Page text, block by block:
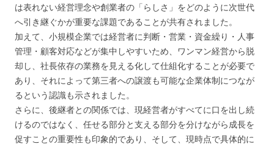
は表れない経営理念や創業者の「らしさ」をどのように次世代
へ引き継ぐかが重要な課題であることが共有されました。
加えて、小規模企業では経営者に判断・営業・資金繰り・人事
管理・顧客対応などが集中しやすいため、ワンマン経営から脱
却し、社長依存の業務を見える化して仕組化することが必要で
あり、それによって第三者への譲渡も可能な企業体制につなが
るという認識も示されました。
さらに、後継者との関係では、現経営者がすべてに口を出し続
けるのではなく、任せる部分と支える部分を分けながら成長を
促すことの重要性も印象的であり、そして、現時点で具体的に